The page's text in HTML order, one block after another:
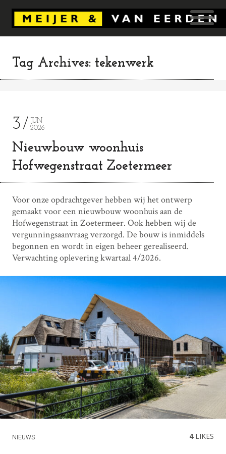
Tag Archives: tekenwerk
3
JUN
2026
Nieuwbouw woonhuis
Hofwegenstraat Zoetermeer
Voor onze opdrachtgever hebben wij het ontwerp
gemaakt voor een nieuwbouw woonhuis aan de
Hofwegenstraat in Zoetermeer. Ook hebben wij de
vergunningsaanvraag verzorgd. De bouw is inmiddels
begonnen en wordt in eigen beheer gerealiseerd.
Verwachting oplevering kwartaal 4/2026.
NIEUWS 4LIKES